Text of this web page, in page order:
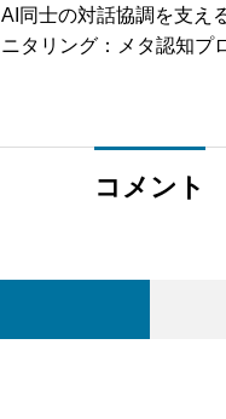
AI同士の対話協調を支え
ニタリング：メタ認知プ
コメント